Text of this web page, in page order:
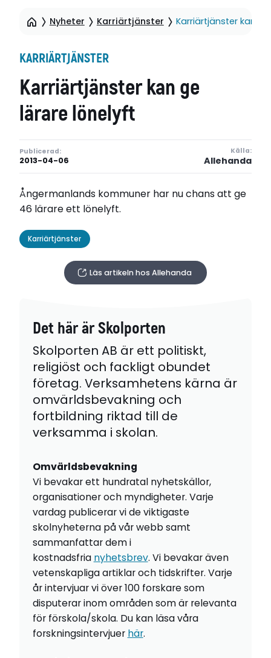
Nyheter Karriärtjänster Karriärtjänster kan
KARRIÄRTJÄNSTER
Karriärtjänster kan ge
lärare lönelyft
Publicerad:
2013-04-06
Källa:
Allehanda
Ångermanlands kommuner har nu chans att ge
46 lärare ett lönelyft.
Karriärtjänster
Läs artikeln hos Allehanda
Det här är Skolporten
Skolporten AB är ett politiskt,
religiöst och fackligt obundet
företag. Verksamhetens kärna är
omvärldsbevakning och
fortbildning riktad till de
verksamma i skolan.
Omvärldsbevakning
Vi bevakar ett hundratal nyhetskällor,
organisationer och myndigheter. Varje
vardag publicerar vi de viktigaste
skolnyheterna på vår webb samt
sammanfattar dem i
kostnadsfria nyhetsbrev. Vi bevakar även
vetenskapliga artiklar och tidskrifter. Varje
år intervjuar vi över 100 forskare som
disputerar inom områden som är relevanta
för förskola/skola. Du kan läsa våra
forskningsintervjuer här.